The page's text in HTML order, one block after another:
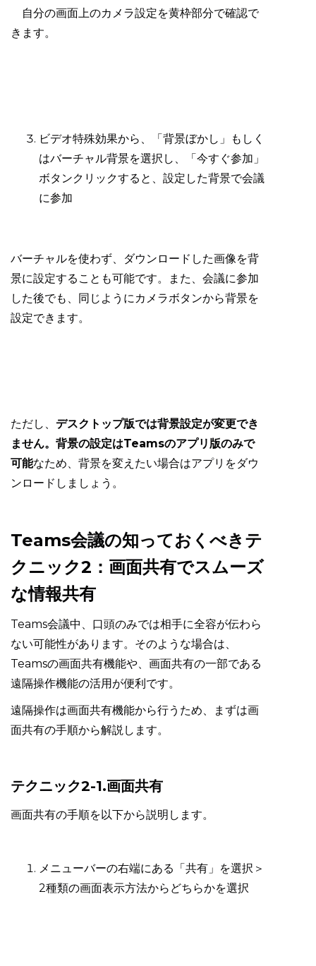
自分の画面上のカメラ設定を黄枠部分で確認で
きます。
ビデオ特殊効果から、「背景ぼかし」もしく
はバーチャル背景を選択し、「今すぐ参加」
ボタンクリックすると、設定した背景で会議
に参加
バーチャルを使わず、ダウンロードした画像を背
景に設定することも可能です。また、会議に参加
した後でも、同じようにカメラボタンから背景を
設定できます。
ただし、 デスクトップ版では背景設定が変更でき
ません。背景の設定はTeamsのアプリ版のみで
可能なため、背景を変えたい場合はアプリをダウ
ンロードしましょう。
Teams会議の知っておくべきテ
クニック2：画面共有でスムーズ
な情報共有
Teams会議中、口頭のみでは相手に全容が伝わら
ない可能性があります。そのような場合は、
Teamsの画面共有機能や、画面共有の一部である
遠隔操作機能の活用が便利です。
遠隔操作は画面共有機能から行うため、まずは画
面共有の手順から解説します。
テクニック2-1.画面共有
画面共有の手順を以下から説明します。
メニューバーの右端にある「共有」を選択＞
2種類の画面表示方法からどちらかを選択